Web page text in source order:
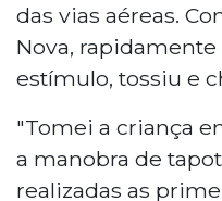
das vias aéreas.
Nova,
estímulo, tossiu e
"Tomei a criança
a manobra de
realizadas as